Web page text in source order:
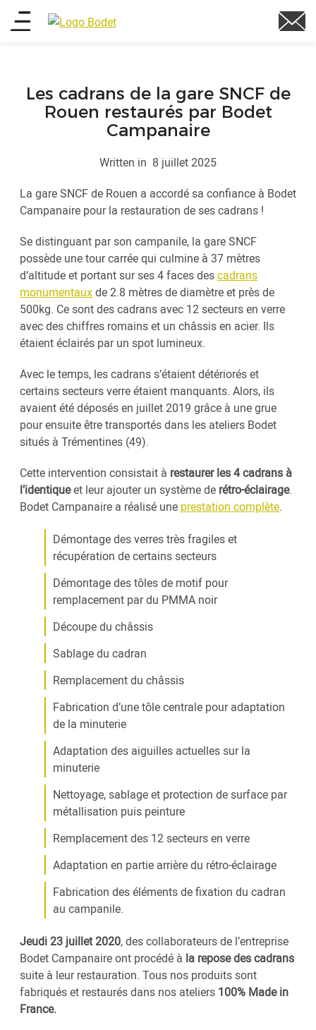
Aller
auMain
Les cadrans de la gare SNCF de
Rouen restaurés par Bodet
Campanaire
Written in 8 juillet 2025
La gare SNCF de Rouen a accordé sa confiance à Bodet
Campanaire pour la restauration de ses cadrans !
Se distinguant par son campanile, la gare SNCF
possède une tour carrée qui culmine à 37 mètres
d’altitude et portant sur ses 4 faces descadrans
monumentauxde 2.8 mètres de diamètre et près de
500kg. Ce sont des cadrans avec 12 secteurs en verre
avec des chiffres romains et un châssis en acier. Ils
étaient éclairés par un spot lumineux.
Avec le temps, les cadrans s’étaient détériorés et
certains secteurs verre étaient manquants. Alors, ils
avaient été déposés en juillet 2019 grâce à une grue
pour ensuite être transportés dans les ateliers Bodet
situés à Trémentines (49).
Cette intervention consistait à restaurer les 4 cadrans à
l’identiqueet leur ajouter un système de rétro-éclairage.
Bodet Campanaire a réalisé une prestation complète.
Démontage des verres très fragiles et
récupération de certains secteurs
Démontage des tôles de motif pour
remplacement par du PMMA noir
Découpe du châssis
Sablage du cadran
Remplacement du châssis
Fabrication d’une tôle centrale pour adaptation
de la minuterie
Adaptation des aiguilles actuelles sur la
minuterie
Nettoyage, sablage et protection de surface par
métallisation puis peinture
Remplacement des 12 secteurs en verre
Adaptation en partie arrière du rétro-éclairage
Fabrication des éléments de fixation du cadran
au campanile.
Jeudi 23 juillet 2020, des collaborateurs de l’entreprise
Bodet Campanaire ont procédé à la repose des cadrans
suite à leur restauration. Tous nos produits sont
fabriqués et restaurés dans nos ateliers 100% Made in
France.